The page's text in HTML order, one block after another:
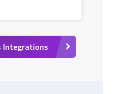
Integrations